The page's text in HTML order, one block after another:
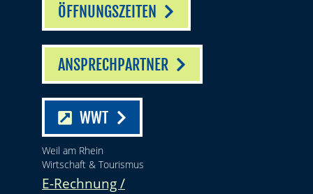
ÖFFNUNGSZEITEN
ANSPRECHPARTNER
WWT
Weil am Rhein
Wirtschaft & Tourismus
E-Rechnung /